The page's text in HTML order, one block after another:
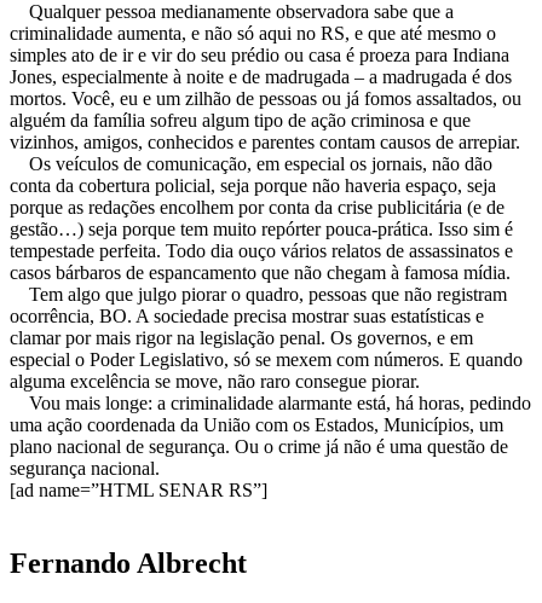
Qualquer pessoa medianamente observadora sabe que a
criminalidade aumenta, e não só aqui no RS, e que até mesmo o
simples ato de ir e vir do seu prédio ou casa é proeza para Indiana
Jones, especialmente à noite e de madrugada – a madrugada é dos
mortos. Você, eu e um zilhão de pessoas ou já fomos assaltados, ou
alguém da família sofreu algum tipo de ação criminosa e que
vizinhos, amigos, conhecidos e parentes contam causos de arrepiar.
Os veículos de comunicação, em especial os jornais, não dão
conta da cobertura policial, seja porque não haveria espaço, seja
porque as redações encolhem por conta da crise publicitária (e de
gestão…) seja porque tem muito repórter pouca-prática. Isso sim é
tempestade perfeita. Todo dia ouço vários relatos de assassinatos e
casos bárbaros de espancamento que não chegam à famosa mídia.
Tem algo que julgo piorar o quadro, pessoas que não registram
ocorrência, BO. A sociedade precisa mostrar suas estatísticas e
clamar por mais rigor na legislação penal. Os governos, e em
especial o Poder Legislativo, só se mexem com números. E quando
alguma excelência se move, não raro consegue piorar.
Vou mais longe: a criminalidade alarmante está, há horas, pedindo
uma ação coordenada da União com os Estados, Municípios, um
plano nacional de segurança. Ou o crime já não é uma questão de
segurança nacional.
[ad name=”HTML SENAR RS”]
Fernando Albrecht